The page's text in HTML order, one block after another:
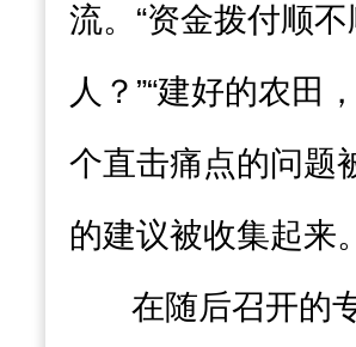
流。“资金拨付顺
人？”“建好的农田
个直击痛点的问题
的建议被收集起来。
在随后召开的